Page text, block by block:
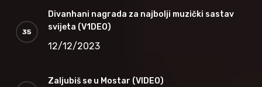
Divanhani nagrada za najbolji muzički sastav
svijeta (V1DEO)
12/12/2023
Zaljubiš se u Mostar (VIDEO)